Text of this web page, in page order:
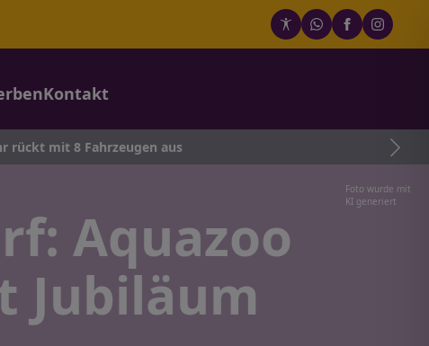
Kontakt
aus
Foto wurde mit
KI generiert
Aquazoo
Jubiläum